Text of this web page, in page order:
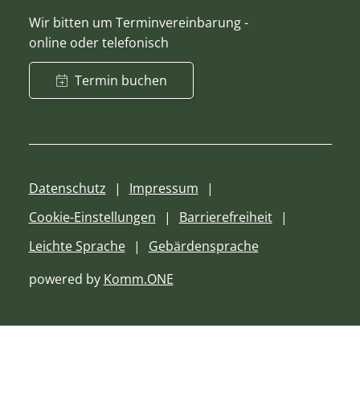
Wir bitten um Terminvereinbarung -
online oder telefonisch
Termin buchen
Datenschutz
Impressum
Cookie-Einstellungen
Barrierefreiheit
Leichte Sprache
Gebärdensprache
powered by Komm.ONE